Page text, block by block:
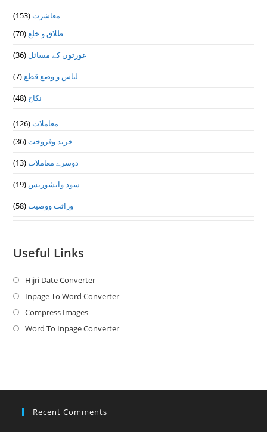
معاشرت(153)
طلاق و خلع(70)
عورتوں کے مسائل (36)
لباس و وضع قطع(7)
نکاح (48)
معاملات(126)
خرید وفروخت(36)
دوسرے معاملات(13)
سود وانشورنس (19)
وراثت ووصيت(58)
Useful Links
Hijri Date ConverterOpens
in
new
Inpage To Word ConverterOpens
a
Compress ImagesOpens
in
Word To Inpage ConverterOpens
tab
Recent Comments